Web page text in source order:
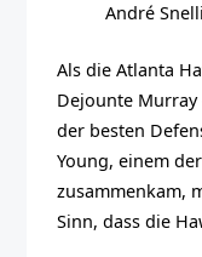
André
Als die Atlanta
Dejounte
der besten
Young, einem
zusammenkam,
Sinn, dass die